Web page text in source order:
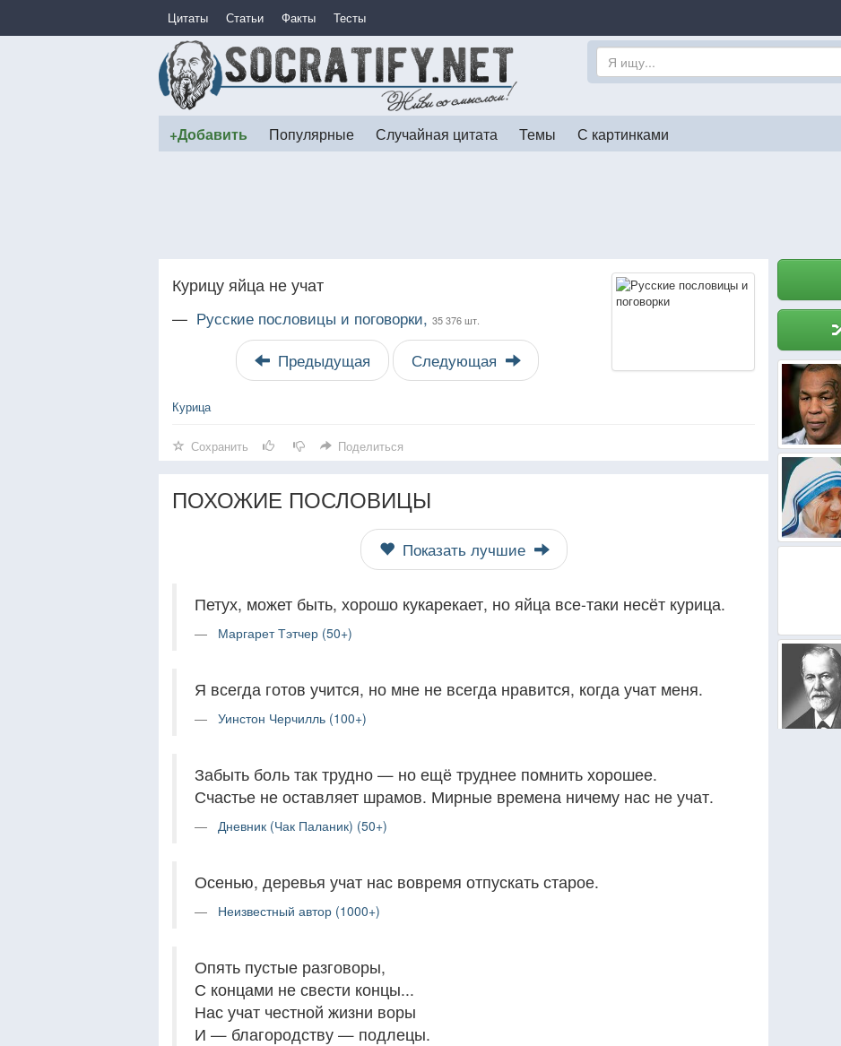
Цитаты Статьи Факты Тесты
+Добавить Популярные Случайная цитата Темы С картинками
Курицу яйца не учат
— Русские пословицы и поговорки, 35 376 шт.
Предыдущая Следующая
Курица
Сохранить Поделиться
ПОХОЖИЕ ПОСЛОВИЦЫ
Показать лучшие
Петух, может быть, хорошо кукарекает, но яйца все-таки несёт курица.
Маргарет Тэтчер (50+)
Я всегда готов учится, но мне не всегда нравится, когда учат меня.
Уинстон Черчилль (100+)
Забыть боль так трудно — но ещё труднее помнить хорошее.
Счастье не оставляет шрамов. Мирные времена ничему нас не учат.
Дневник (Чак Паланик) (50+)
Осенью, деревья учат нас вовремя отпускать старое.
Неизвестный автор (1000+)
Опять пустые разговоры,
С концами не свести концы...
Нас учат честной жизни воры
И — благородству — подлецы.